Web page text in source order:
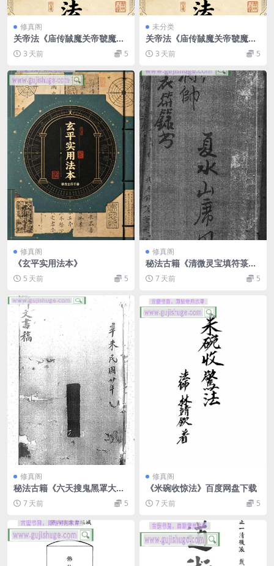
修真阁
关帝法《庙传馘魔关帝虢魔
法》关帝法讲义
3 天前 5
未分类
关帝法《庙传馘魔关帝虢魔
法》关帝法讲义
3 天前 5
修真阁
《玄平实用法本》
5 天前 5
修真阁
秘法古籍《清微灵宝填符箓功
旨奥妙》
7 天前 5
修真阁
秘法古籍《六天搜鬼黑罩大
法》7 天前 5
修真阁
《米碗收惊法》百度网盘下载
7 天前 5